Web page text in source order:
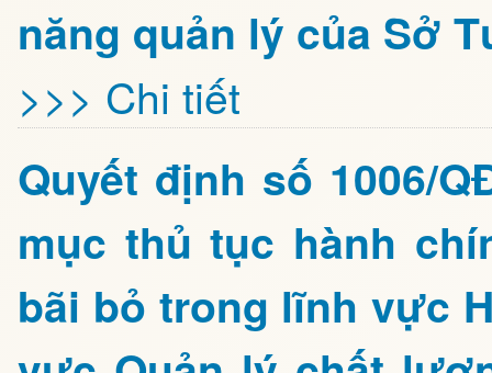
năng quản lý của Sở
>>> Chi tiết
Quyết định số 1006/
mục thủ tục hành
bãi bỏ trong lĩnh vực